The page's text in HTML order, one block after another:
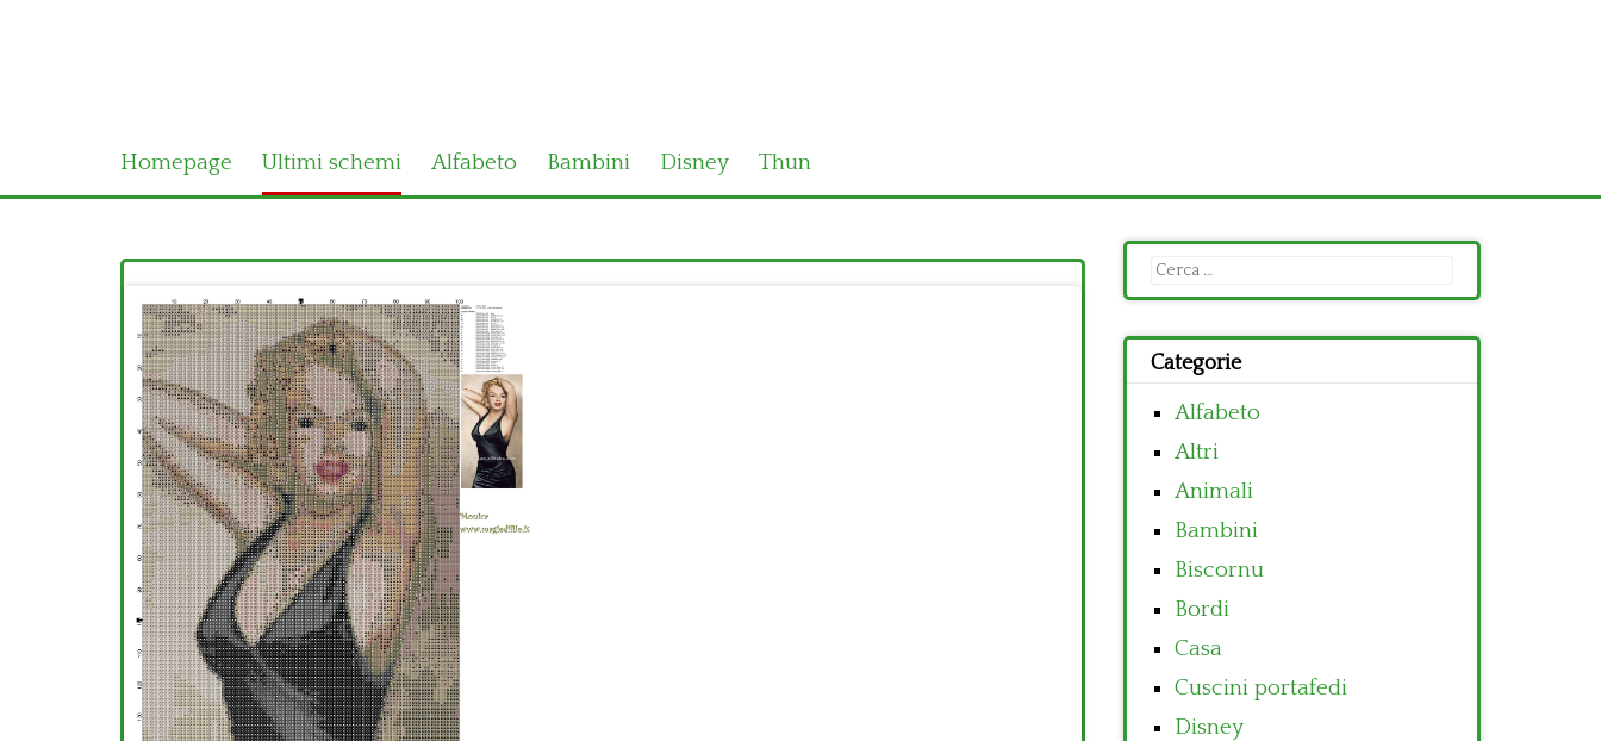
Homepage Ultimi schemi Alfabeto Bambini Disney Thun
Ricerca
per:
Categorie
Alfabeto
Altri
Animali
Bambini
Biscornu
Bordi
Casa
Cuscini portafedi
Disney